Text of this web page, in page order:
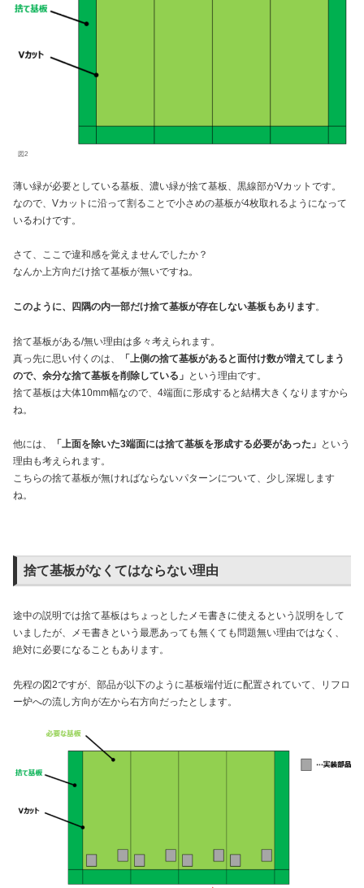
図2
薄い緑が必要としている基板、濃い緑が捨て基板、黒線部がVカットです。
なので、Vカットに沿って割ることで小さめの基板が4枚取れるようになって
いるわけです。
さて、ここで違和感を覚えませんでしたか？
なんか上方向だけ捨て基板が無いですね。
このように、四隅の内一部だけ捨て基板が存在しない基板もあります。
捨て基板がある/無い理由は多々考えられます。
真っ先に思い付くのは、
「上側の捨て基板があると面付け数が増えてしまう
ので、余分な捨て基板を削除している」 という理由です。
捨て基板は大体10mm幅なので、4端面に形成すると結構大きくなりますから
ね。
他には、 「上面を除いた3端面には捨て基板を形成する必要があった」 という
理由も考えられます。
こちらの捨て基板が無ければならないパターンについて、少し深堀します
ね。
捨て基板がなくてはならない理由
途中の説明では捨て基板はちょっとしたメモ書きに使えるという説明をして
いましたが、メモ書きという最悪あっても無くても問題無い理由ではなく、
絶対に必要になることもあります。
先程の図2ですが、部品が以下のように基板端付近に配置されていて、リフロ
ー炉への流し方向が左から右方向だったとします。